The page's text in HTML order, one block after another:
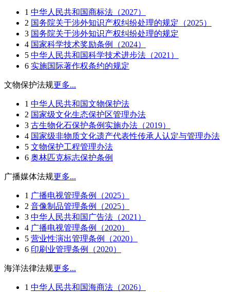
1 中华人民共和国商标法（2027）
2 国务院关于涉外知识产权纠纷处理的规定（2025）
3 国务院关于涉外知识产权纠纷处理的规定
4 国家科学技术奖励条例（2024）
5 中华人民共和国科学技术进步法（2021）
6 实施国际著作权条约的规定
文物保护法规更多...
1 中华人民共和国文物保护法
2 国家级文化生态保护区管理办法
3 古生物化石保护条例实施办法（2019）
4 国家级非物质文化遗产代表性传承人认定与管理办法
5 文物保护工程管理办法
6 奥林匹克标志保护条例
广播媒体法规更多...
1 广播电视管理条例（2025）
2 音像制品管理条例（2025）
3 中华人民共和国广告法（2021）
4 广播电视管理条例（2020）
5 营业性演出管理条例（2020）
6 印刷业管理条例（2020）
海洋法律法规更多...
1 中华人民共和国海商法（2026）